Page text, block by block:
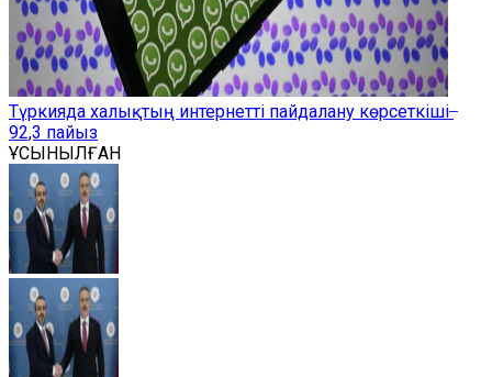
Түркияда халықтың интернетті пайдалану көрсеткіші ̶
92,3 пайыз
ҰСЫНЫЛҒАН